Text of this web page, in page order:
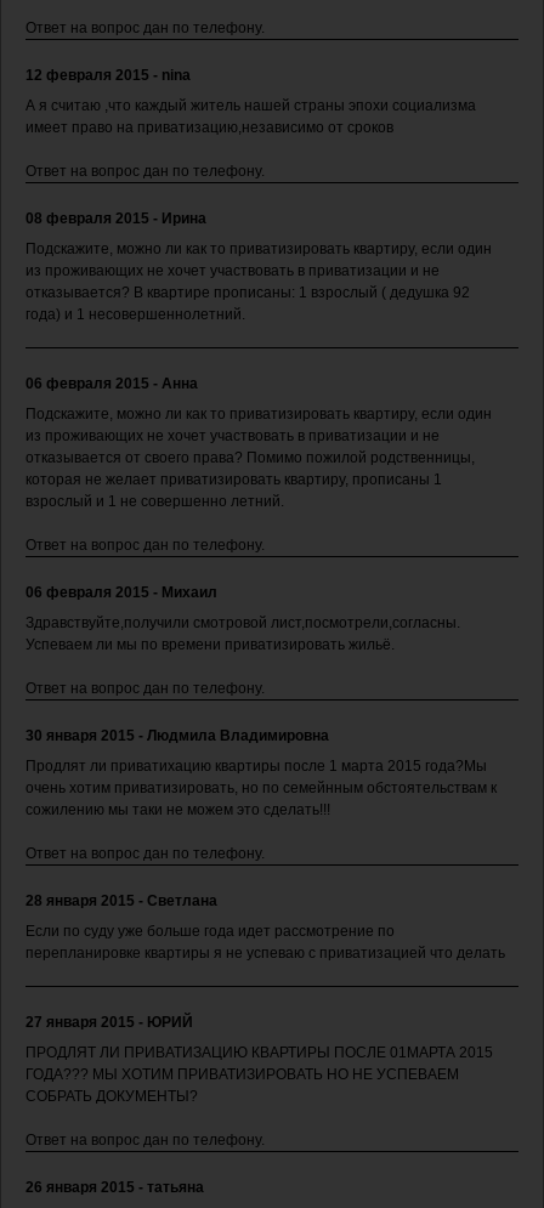
Ответ на вопрос дан по телефону.
12 февраля 2015 - nina
А я считаю ,что каждый житель нашей страны эпохи социализма
имеет право на приватизацию,независимо от сроков
Ответ на вопрос дан по телефону.
08 февраля 2015 - Ирина
Подскажите, можно ли как то приватизировать квартиру, если один
из проживающих не хочет участвовать в приватизации и не
отказывается? В квартире прописаны: 1 взрослый ( дедушка 92
года) и 1 несовершеннолетний.
06 февраля 2015 - Анна
Подскажите, можно ли как то приватизировать квартиру, если один
из проживающих не хочет участвовать в приватизации и не
отказывается от своего права? Помимо пожилой родственницы,
которая не желает приватизировать квартиру, прописаны 1
взрослый и 1 не совершенно летний.
Ответ на вопрос дан по телефону.
06 февраля 2015 - Михаил
Здравствуйте,получили смотровой лист,посмотрели,согласны.
Успеваем ли мы по времени приватизировать жильё.
Ответ на вопрос дан по телефону.
30 января 2015 - Людмила Владимировна
Продлят ли приватихацию квартиры после 1 марта 2015 года?Мы
очень хотим приватизировать, но по семейнным обстоятельствам к
сожилению мы таки не можем это сделать!!!
Ответ на вопрос дан по телефону.
28 января 2015 - Светлана
Если по суду уже больше года идет рассмотрение по
перепланировке квартиры я не успеваю с приватизацией что делать
27 января 2015 - ЮРИЙ
ПРОДЛЯТ ЛИ ПРИВАТИЗАЦИЮ КВАРТИРЫ ПОСЛЕ 01МАРТА 2015
ГОДА??? МЫ ХОТИМ ПРИВАТИЗИРОВАТЬ НО НЕ УСПЕВАЕМ
СОБРАТЬ ДОКУМЕНТЫ?
Ответ на вопрос дан по телефону.
26 января 2015 - татьяна